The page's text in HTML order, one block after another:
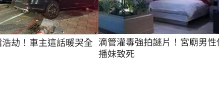
劫！車主這話暖哭全 滴管灌毒強拍謎片！宮廟男性
播妹致死